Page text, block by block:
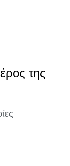
της